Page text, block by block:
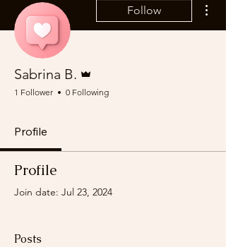
Follow
Sabrina B.
1 Follower 0 Following
Profile
Profile
Join date: Jul 23, 2024
Posts